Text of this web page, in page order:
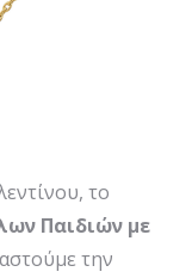
το
Παιδιών με
την